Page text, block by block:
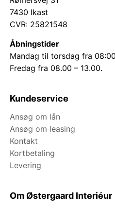
7430 Ikast
CVR: 25821548
Åbningstider
Mandag til torsdag fra
Fredag fra 08.00 – 13.00.
Kundeservice
Ansøg om lån
Ansøg om leasing
Kontakt
Kortbetaling
Levering
Om Østergaard Interiéur